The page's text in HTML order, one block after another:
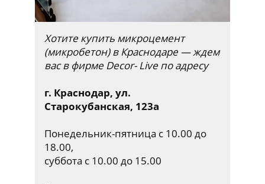
Хотите купить микроцемент
(микробетон) в Краснодаре — ждем
вас в фирме Decor- Live по адресу
г. Краснодар, ул.
Старокубанская, 123а
Понедельник-пятница с 10.00 до
18.00,
суббота с 10.00 до 15.00